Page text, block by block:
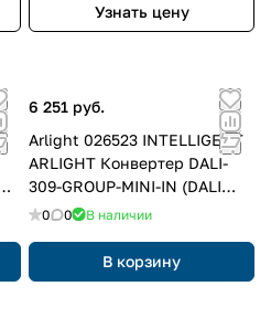
Узнать цену
6 251 руб.
Arlight 026523 INTELLIGENT
ARLIGHT Конвертер DALI-
309-GROUP-MINI-IN (DALI
bus) (IARL, Пластик)
0 0 В наличии
В корзину